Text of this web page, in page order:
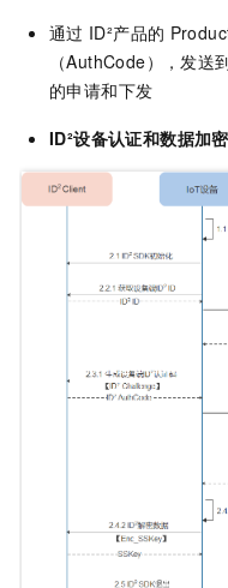
通过 ID²产品的
（AuthCode），发送
的申请和下发
ID²设备认证和数据加密